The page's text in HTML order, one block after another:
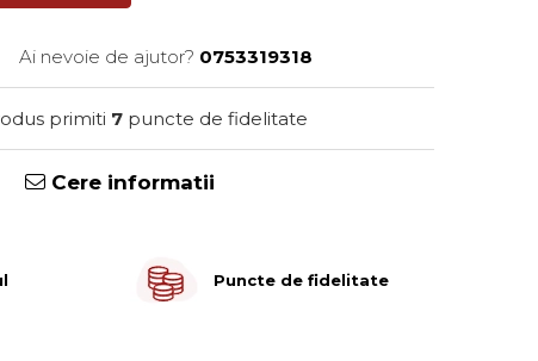
Ai nevoie de ajutor? 0753319318
primiti 7 puncte de fidelitate
Cere informatii
Puncte de fidelitate